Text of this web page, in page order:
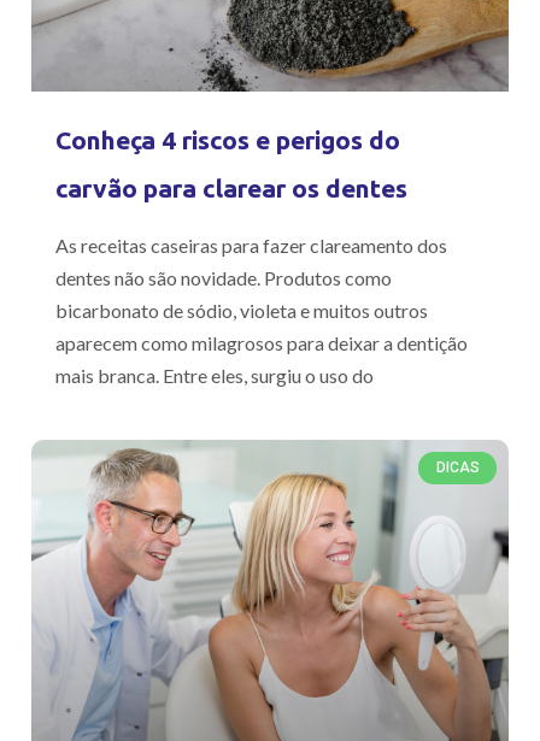
Conheça 4 riscos e perigos do
carvão para clarear os dentes
As receitas caseiras para fazer clareamento dos
dentes não são novidade. Produtos como
bicarbonato de sódio, violeta e muitos outros
aparecem como milagrosos para deixar a dentição
mais branca. Entre eles, surgiu o uso do
DICAS